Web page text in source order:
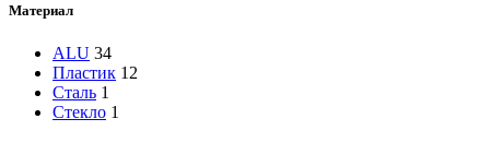
Материал
ALU 34
Пластик 12
Сталь 1
Стекло 1